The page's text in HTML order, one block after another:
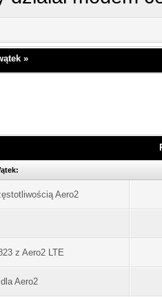
»
Aero2
z Aero2 LTE
Aero2